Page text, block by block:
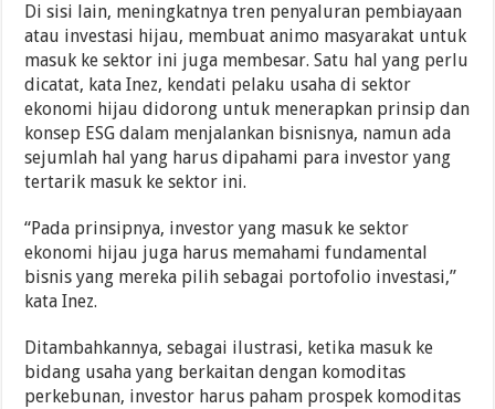
Di sisi lain, meningkatnya tren penyaluran pembiayaan
atau investasi hijau, membuat animo masyarakat untuk
masuk ke sektor ini juga membesar. Satu hal yang perlu
dicatat, kata Inez, kendati pelaku usaha di sektor
ekonomi hijau didorong untuk menerapkan prinsip dan
konsep ESG dalam menjalankan bisnisnya, namun ada
sejumlah hal yang harus dipahami para investor yang
tertarik masuk ke sektor ini.
“Pada prinsipnya, investor yang masuk ke sektor
ekonomi hijau juga harus memahami fundamental
bisnis yang mereka pilih sebagai portofolio investasi,”
kata Inez.
Ditambahkannya, sebagai ilustrasi, ketika masuk ke
bidang usaha yang berkaitan dengan komoditas
perkebunan, investor harus paham prospek komoditas